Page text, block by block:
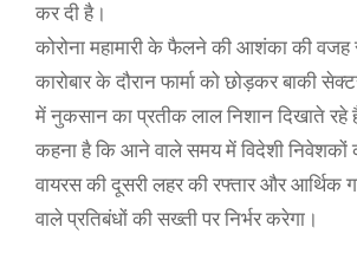
कर दी है।
कोरोना महामारी के फैलने की आशंका की
कारोबार के दौरान फार्मा को छोड़कर बाकी
में नुकसान का प्रतीक लाल निशान दिखाते रहे
कहना है कि आने वाले समय में विदेशी निवेशकों
वायरस की दूसरी लहर की रफ्तार और आर्थिक
वाले प्रतिबंधों की सख्ती पर निर्भर करेगा।